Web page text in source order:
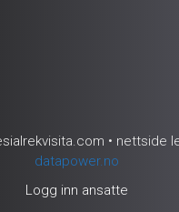
• nettside
datapower.no
Logg inn ansatte